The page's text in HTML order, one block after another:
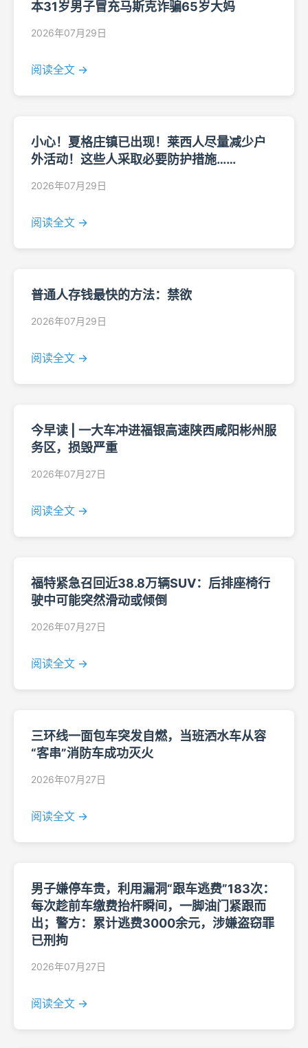
本31岁男子冒充马斯克诈骗65岁大妈
2026年07月29日
阅读全文 →
小心！夏格庄镇已出现！莱西人尽量减少户
外活动！这些人采取必要防护措施……
2026年07月29日
阅读全文 →
普通人存钱最快的方法：禁欲
2026年07月29日
阅读全文 →
今早读 | 一大车冲进福银高速陕西咸阳彬州服
务区，损毁严重
2026年07月27日
阅读全文 →
福特紧急召回近38.8万辆SUV：后排座椅行
驶中可能突然滑动或倾倒
2026年07月27日
阅读全文 →
三环线一面包车突发自燃，当班洒水车从容
“客串”消防车成功灭火
2026年07月27日
阅读全文 →
男子嫌停车贵，利用漏洞“跟车逃费”183次：
每次趁前车缴费抬杆瞬间，一脚油门紧跟而
出；警方：累计逃费3000余元，涉嫌盗窃罪
已刑拘
2026年07月27日
阅读全文 →